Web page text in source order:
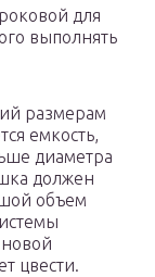
для
выполнять
размерам
емкость,
диаметра
должен
объем
цвести.